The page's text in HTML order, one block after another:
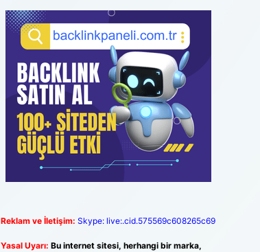
Reklam ve İletişim: Skype: live:.cid.575569c608265c69
Yasal Uyarı: Bu internet sitesi, herhangi bir marka,